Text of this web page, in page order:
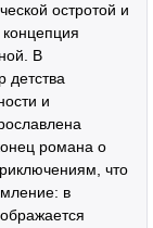
остротой и
концепция
В
детства
и
романа о
что
в